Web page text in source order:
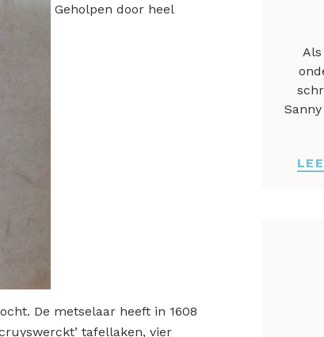
Geholpen door heel
De metselaar heeft in 1608
tafellaken, vier